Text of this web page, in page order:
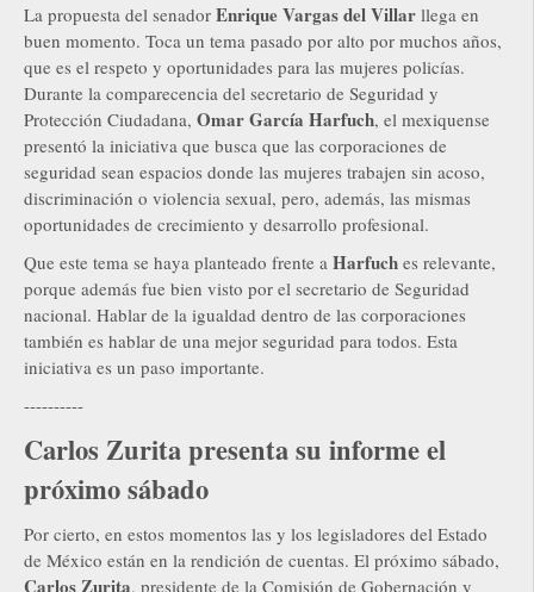
La propuesta del senador Enrique Vargas del Villar llega en
buen momento. Toca un tema pasado por alto por muchos años,
que es el respeto y oportunidades para las mujeres policías.
Durante la comparecencia del secretario de Seguridad y
Protección Ciudadana, Omar García Harfuch, el mexiquense
presentó la iniciativa que busca que las corporaciones de
seguridad sean espacios donde las mujeres trabajen sin acoso,
discriminación o violencia sexual, pero, además, las mismas
oportunidades de crecimiento y desarrollo profesional.
Que este tema se haya planteado frente a Harfuch es relevante,
porque además fue bien visto por el secretario de Seguridad
nacional. Hablar de la igualdad dentro de las corporaciones
también es hablar de una mejor seguridad para todos. Esta
iniciativa es un paso importante.
----------
Carlos Zurita presenta su informe el
próximo sábado
Por cierto, en estos momentos las y los legisladores del Estado
de México están en la rendición de cuentas. El próximo sábado,
Carlos Zurita, presidente de la Comisión de Gobernación y